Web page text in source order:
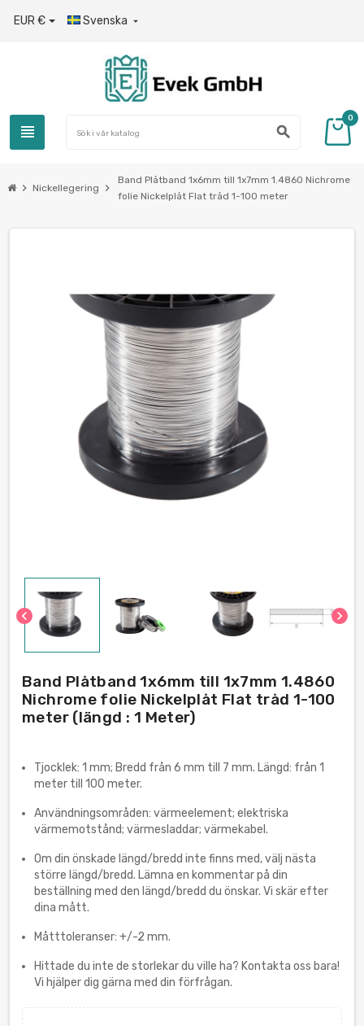
EUR € Svenska 
view_headline search
0
chevron_right Nickellegering chevron_right
Band Plåtband 1x6mm till 1x7mm 1.4860 Nichrome
folie Nickelplåt Flat tråd 1-100 meter
chevron_left chevron_right
Band Plåtband 1x6mm till 1x7mm 1.4860
Nichrome folie Nickelplåt Flat tråd 1-100
meter (längd : 1 Meter)
Tjocklek: 1 mm; Bredd från 6 mm till 7 mm. Längd: från 1
meter till 100 meter.
Användningsområden: värmeelement; elektriska
värmemotstånd; värmesladdar; värmekabel.
Om din önskade längd/bredd inte finns med, välj nästa
större längd/bredd. Lämna en kommentar på din
beställning med den längd/bredd du önskar. Vi skär efter
dina mått.
Måtttoleranser: +/-2 mm.
Hittade du inte de storlekar du ville ha? Kontakta oss bara!
Vi hjälper dig gärna med din förfrågan.